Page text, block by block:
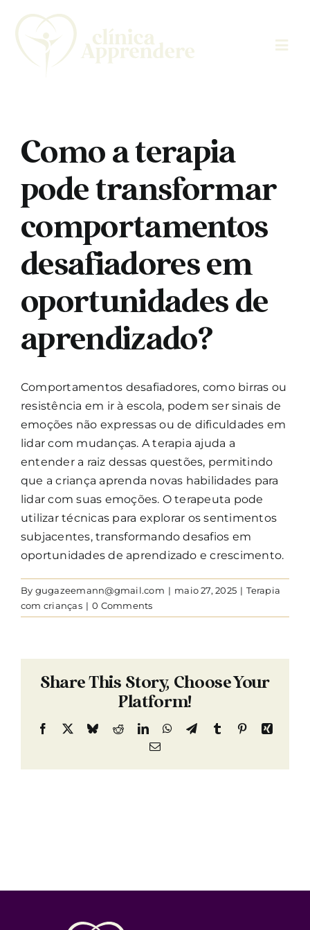
content
Como a terapia
pode transformar
comportamentos
desafiadores em
oportunidades de
aprendizado?
Comportamentos desafiadores, como birras ou
resistência em ir à escola, podem ser sinais de
emoções não expressas ou de dificuldades em
lidar com mudanças. A terapia ajuda a
entender a raiz dessas questões, permitindo
que a criança aprenda novas habilidades para
lidar com suas emoções. O terapeuta pode
utilizar técnicas para explorar os sentimentos
subjacentes, transformando desafios em
oportunidades de aprendizado e crescimento.
By gugazeemann@gmail.com | maio 27, 2025 | Terapia
com crianças | 0 Comments
Share This Story, Choose Your
Platform!
Facebook BlueskyRedditLinkedInWhatsApp
TelegramTumblr PinterestXing
Email